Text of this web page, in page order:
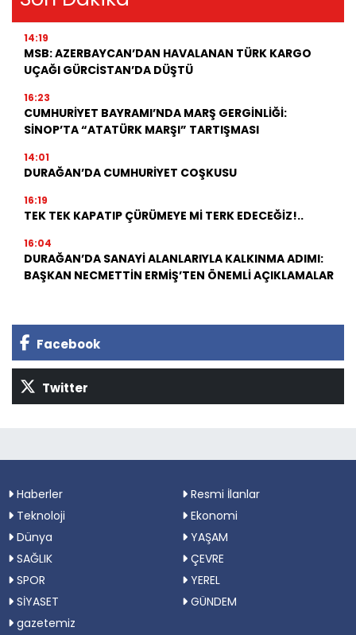
14:19
MSB: AZERBAYCAN’DAN HAVALANAN TÜRK KARGO
UÇAĞI GÜRCİSTAN’DA DÜŞTÜ
16:23
CUMHURİYET BAYRAMI’NDA MARŞ GERGİNLİĞİ:
SİNOP’TA “ATATÜRK MARŞI” TARTIŞMASI
14:01
DURAĞAN’DA CUMHURİYET COŞKUSU
16:19
TEK TEK KAPATIP ÇÜRÜMEYE Mİ TERK EDECEĞİZ!..
16:04
DURAĞAN’DA SANAYİ ALANLARIYLA KALKINMA ADIMI:
BAŞKAN NECMETTİN ERMİŞ’TEN ÖNEMLİ AÇIKLAMALAR
Facebook
Twitter
Haberler
Resmi İlanlar
Teknoloji
Ekonomi
Dünya
YAŞAM
SAĞLIK
ÇEVRE
SPOR
YEREL
SİYASET
GÜNDEM
gazetemiz